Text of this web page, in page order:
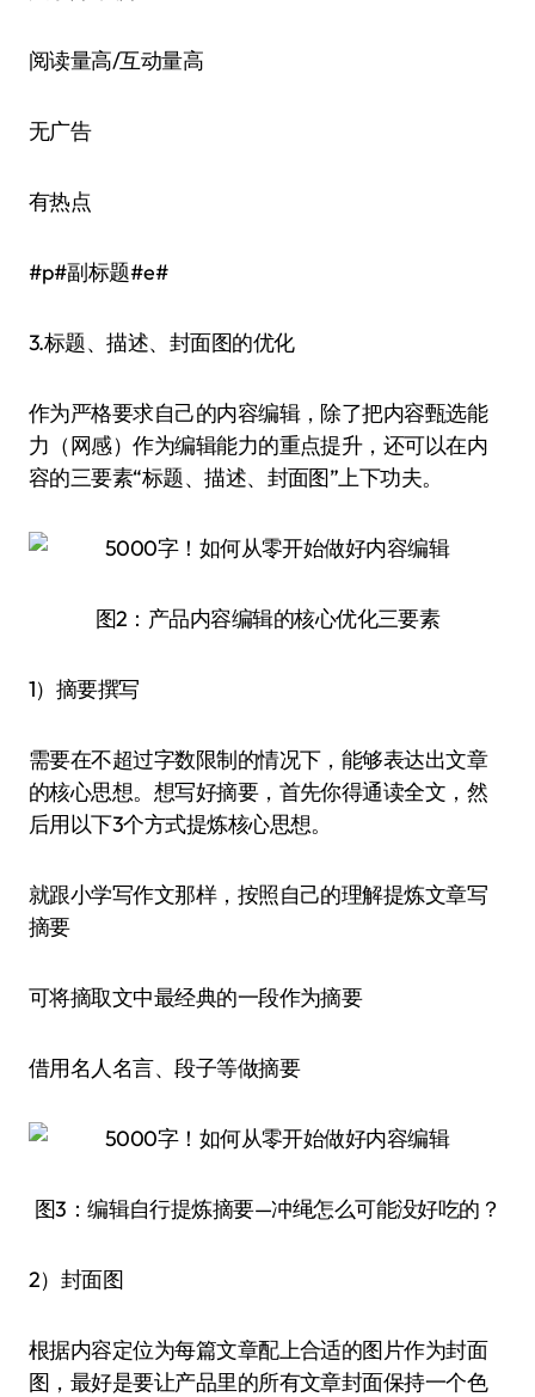
阅读量高/互动量高
无广告
有热点
#p#副标题#e#
3.标题、描述、封面图的优化
作为严格要求自己的内容编辑，除了把内容甄选能
力（网感）作为编辑能力的重点提升，还可以在内
容的三要素“标题、描述、封面图”上下功夫。
图2：产品内容编辑的核心优化三要素
1）摘要撰写
需要在不超过字数限制的情况下，能够表达出文章
的核心思想。想写好摘要，首先你得通读全文，然
后用以下3个方式提炼核心思想。
就跟小学写作文那样，按照自己的理解提炼文章写
摘要
可将摘取文中最经典的一段作为摘要
借用名人名言、段子等做摘要
图3：编辑自行提炼摘要—冲绳怎么可能没好吃的？
2）封面图
根据内容定位为每篇文章配上合适的图片作为封面
图，最好是要让产品里的所有文章封面保持一个色